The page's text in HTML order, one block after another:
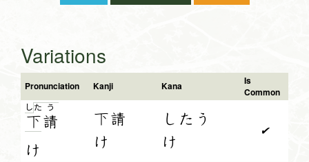
Variations
Pronunciation Kanji Kana
Is
Common
し た
下
う
請
け
下請
け
したう
け
✔